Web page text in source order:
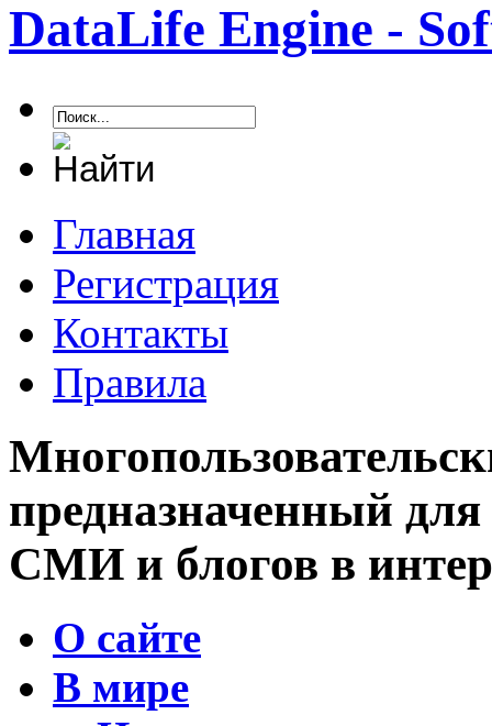
DataLife Engine -
Главная
Регистрация
Контакты
Правила
предназначенный
СМИ и блогов в
О сайте
В мире